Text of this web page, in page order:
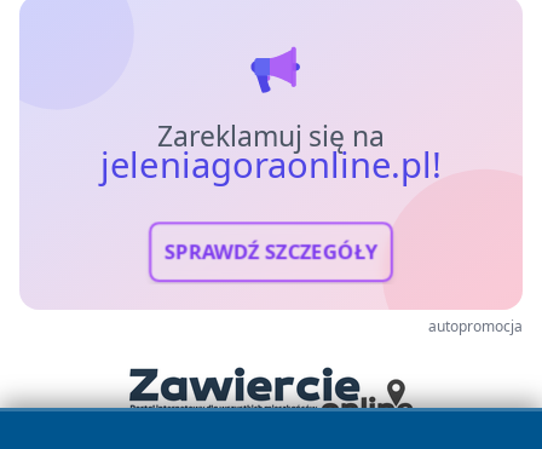
Zareklamuj się na
jeleniagoraonline.pl!
SPRAWDŹ SZCZEGÓŁY
autopromocja